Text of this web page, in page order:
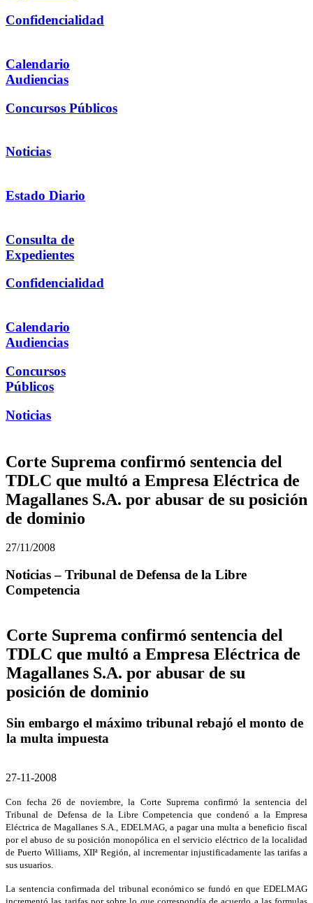
Confidencialidad
Calendario
Audiencias
Concursos Públicos
Noticias
Estado Diario
Consulta de
Expedientes
Confidencialidad
Calendario
Audiencias
Concursos
Públicos
Noticias
Corte Suprema confirmó sentencia del
TDLC que multó a Empresa Eléctrica de
Magallanes S.A. por abusar de su posición
de dominio
27/11/2008
Noticias – Tribunal de Defensa de la Libre
Competencia
Corte Suprema confirmó sentencia del
TDLC que multó a Empresa Eléctrica de
Magallanes S.A. por abusar de su
posición de dominio
Sin embargo el máximo tribunal rebajó el monto de
la multa impuesta
27-11-2008
Con fecha 26 de noviembre, la Corte Suprema confirmó la sentencia del
Tribunal de Defensa de la Libre Competencia que condenó a la Empresa
Eléctrica de Magallanes S.A., EDELMAG, a pagar una multa a beneficio fiscal
por el abuso de su posición monopólica en el servicio eléctrico de la localidad
de Puerto Williams, XIIª Región, al incrementar injustificadamente las tarifas a
sus usuarios.
La sentencia confirmada del tribunal económico se fundó en que EDELMAG